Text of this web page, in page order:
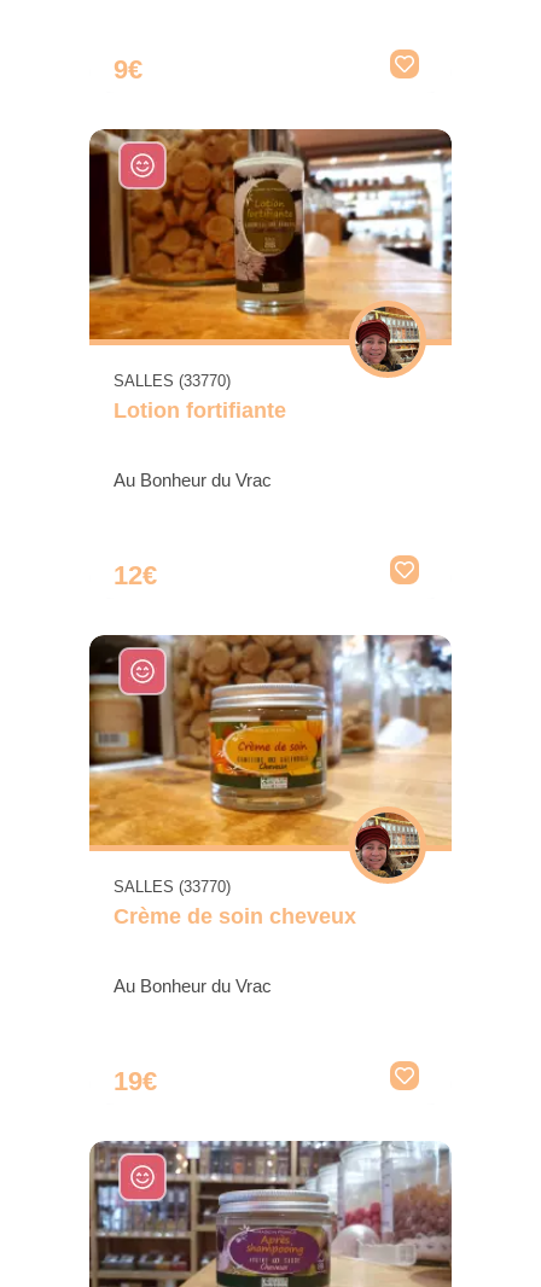
9€
SALLES (33770)
Lotion fortifiante
Au Bonheur du Vrac
12€
SALLES (33770)
Crème de soin cheveux
Au Bonheur du Vrac
19€